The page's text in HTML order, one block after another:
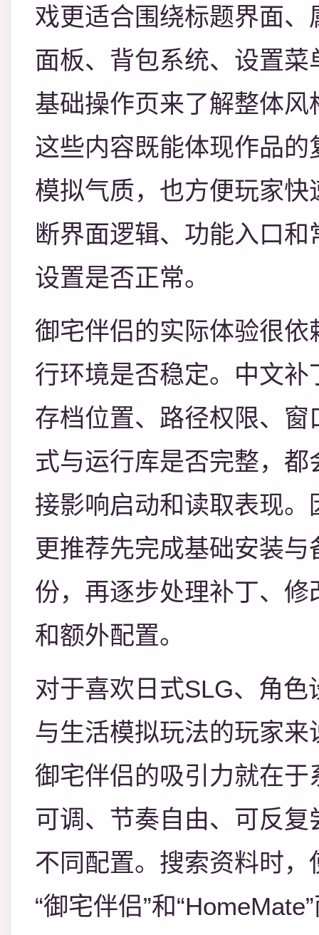
戏更适合围绕标题界面、
面板、背包系统、设置菜
基础操作页来了解整体风
这些内容既能体现作品的
模拟气质，也方便玩家快
断界面逻辑、功能入口和
设置是否正常。
御宅伴侣的实际体验很依
行环境是否稳定。中文补
存档位置、路径权限、窗
式与运行库是否完整，都
接影响启动和读取表现。
更推荐先完成基础安装与
份，再逐步处理补丁、修
和额外配置。
对于喜欢日式SLG、角色
与生活模拟玩法的玩家来
御宅伴侣的吸引力就在于
可调、节奏自由、可反复
不同配置。搜索资料时，
“御宅伴侣”和